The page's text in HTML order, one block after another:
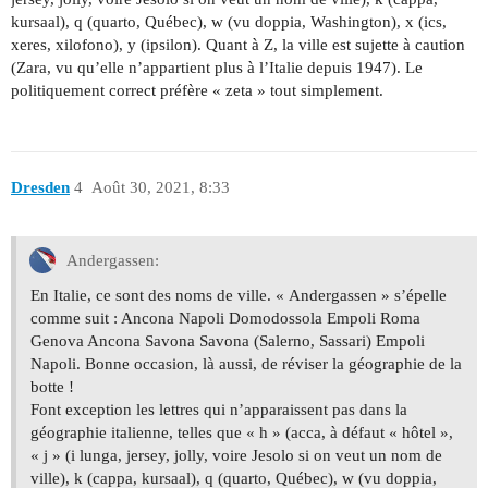
kursaal), q (quarto, Québec), w (vu doppia, Washington), x (ics,
xeres, xilofono), y (ipsilon). Quant à Z, la ville est sujette à caution
(Zara, vu qu’elle n’appartient plus à l’Italie depuis 1947). Le
politiquement correct préfère « zeta » tout simplement.
Dresden Août 30, 2021, 8:33
4
Andergassen:
En Italie, ce sont des noms de ville. « Andergassen » s’épelle
comme suit : Ancona Napoli Domodossola Empoli Roma
Genova Ancona Savona Savona (Salerno, Sassari) Empoli
Napoli. Bonne occasion, là aussi, de réviser la géographie de la
botte !
Font exception les lettres qui n’apparaissent pas dans la
géographie italienne, telles que « h » (acca, à défaut « hôtel »,
« j » (i lunga, jersey, jolly, voire Jesolo si on veut un nom de
ville), k (cappa, kursaal), q (quarto, Québec), w (vu doppia,